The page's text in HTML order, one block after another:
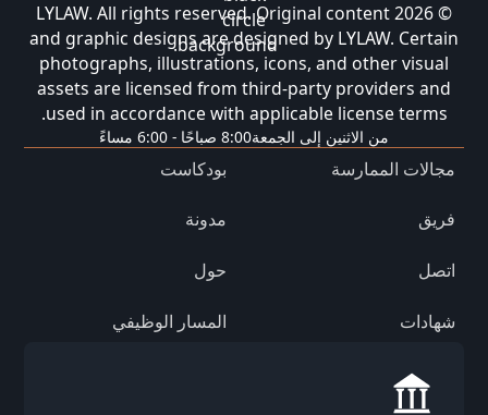
© 2026 LYLAW. All rights reserved. Original content
and graphic designs are designed by LYLAW. Certain
photographs, illustrations, icons, and other visual
assets are licensed from third-party providers and
used in accordance with applicable license terms.
من الاثنين إلى الجمعة8:00 صباحًا - 6:00 مساءً
مجالات الممارسة بودكاست
فريق مدونة
اتصل حول
شهادات المسار الوظيفي